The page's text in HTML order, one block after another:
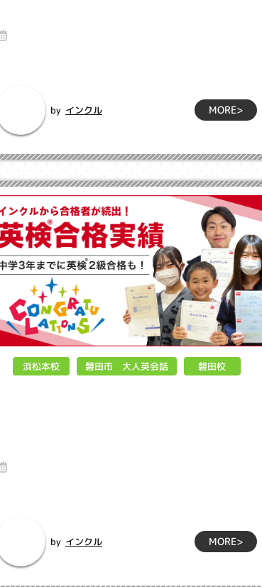
by インクル MORE>
浜松本校 磐田市 大人英会話 磐田校
by インクル MORE>